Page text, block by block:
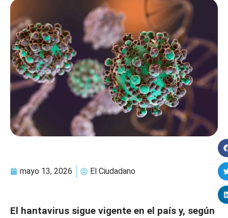
mayo 13, 2026 El Ciudadano
El hantavirus sigue vigente en el país y, según